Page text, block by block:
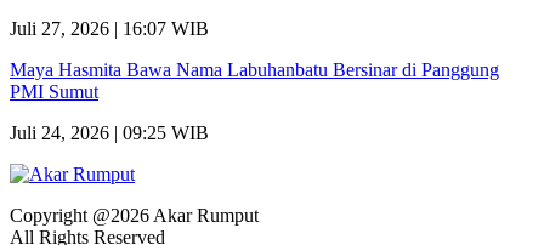
Juli 27, 2026 | 16:07 WIB
Maya Hasmita Bawa Nama Labuhanbatu Bersinar di Panggung
PMI Sumut
Juli 24, 2026 | 09:25 WIB
Copyright @2026 Akar Rumput
All Rights Reserved